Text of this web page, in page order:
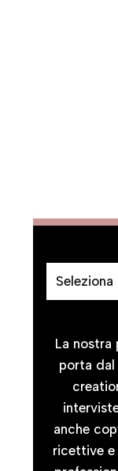
La nostra
porta
anche
ricettive e